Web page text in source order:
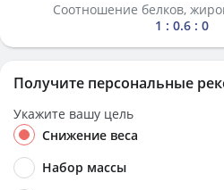
Соотношение белков,
1 : 0.6 : 0
Получите персональные
Укажите вашу цель
Снижение веса
Набор массы